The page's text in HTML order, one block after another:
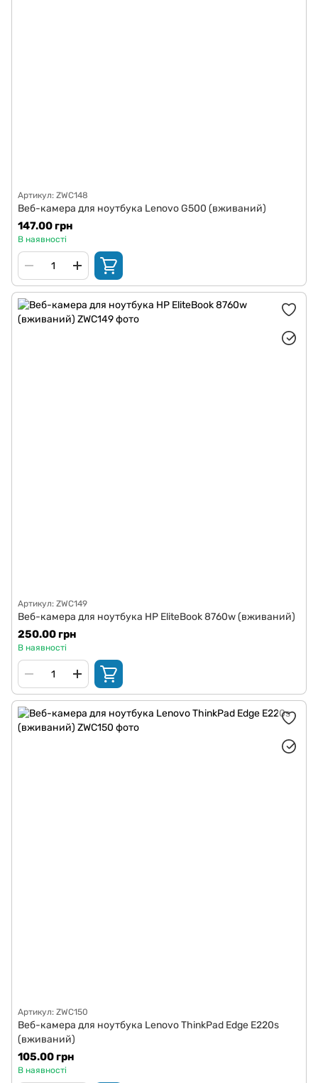
Артикул: ZWC148
Веб-камера для ноутбука Lenovo G500 (вживаний)
147.00 грн
В наявності
Артикул: ZWC149
Веб-камера для ноутбука HP EliteBook 8760w (вживаний)
250.00 грн
В наявності
Артикул: ZWC150
Веб-камера для ноутбука Lenovo ThinkPad Edge E220s
(вживаний)
105.00 грн
В наявності